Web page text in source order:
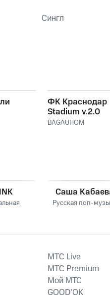
Сингл
ФК Краснодар
Stadium v.2.0
(prod. by VIBE
BAGAUHOM
Саша
Русская поп-
MTС Live
MTС Premium
Мой МТС
GOOD’OK